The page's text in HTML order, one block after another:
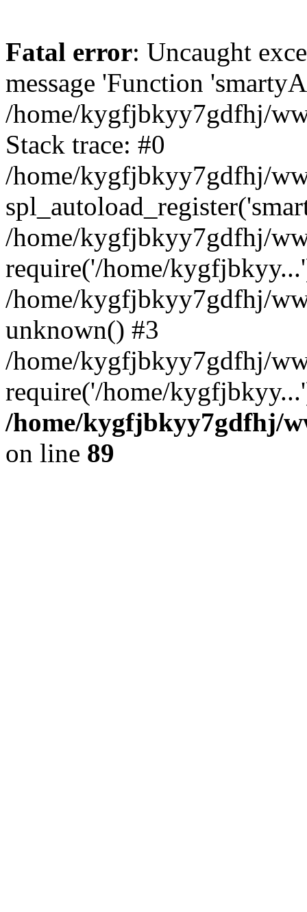
Fatal error: Uncaught
message 'Function
/home/kygfjbkyy7gdfhj/
Stack trace: #0
/home/kygfjbkyy7gdfhj/
/home/kygfjbkyy7gdfhj/
require('/home/
/home/kygfjbkyy7gdfhj/
unknown() #3
/home/kygfjbkyy7gdfhj/
require('/home/
/home/kygfjbkyy7gdfhj/
on line 89